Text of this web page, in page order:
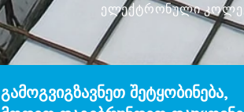
ელექტრონული
გამოგვიგზავნეთ შეტყობინება,